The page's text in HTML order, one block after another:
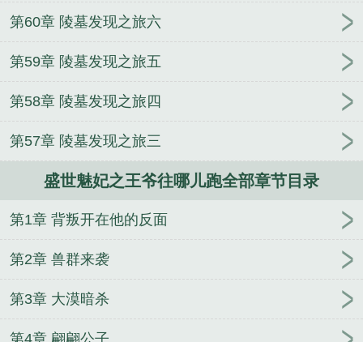
盛世娇宠王爷王妃又晕倒了
盛
世王妃王爷请上钩
盛世宠妻王妃太轻狂
王爷王妃又
爬墙了 盛世宠妃王妃要休夫
盛世娇宠王爷王妃又爬
妃请王爷上钩 盛世王妃免费阅读
盛
跑 昌屋西
盛世宠妃王妃太轻狂
盛
第60章 陵墓发现之旅六
第59章 陵墓发现之旅五
第58章 陵墓发现之旅四
第57章 陵墓发现之旅三
盛世魅妃之王爷往哪儿跑全部章节目录
第1章 背叛开在他的反面
第2章 兽群来袭
第3章 大漠暗杀